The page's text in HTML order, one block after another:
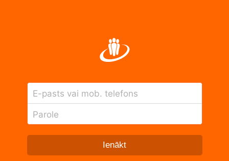
E-pasts vai mob. telefons
Parole
Ienākt